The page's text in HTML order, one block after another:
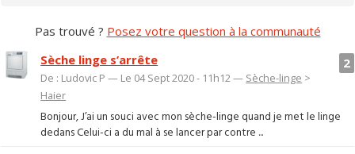
Pas trouvé ? Posez votre question à la communauté
2
Sèche linge s’arrête
De : Ludovic P — Le 04 Sept 2020 - 11h12 — Sèche-linge >
Haier
Bonjour, J’ai un souci avec mon sèche-linge quand je met le linge
dedans Celui-ci a du mal à se lancer par contre ...